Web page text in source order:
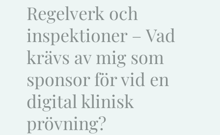
Regelverk och
inspektioner – Vad
krävs av mig som
sponsor för vid en
digital klinisk
prövning?